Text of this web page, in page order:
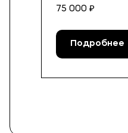
75 000 ₽
Подробнее